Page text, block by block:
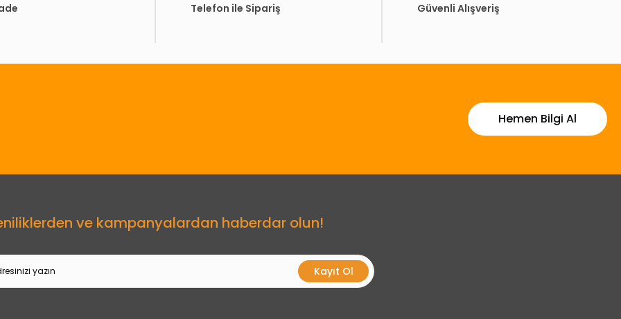
Gönder
Telefon ile Sipariş Güvenli Alışveriş
Hemen Bilgi Al
ve kampanyalardan haberdar olun!
Kayıt Ol